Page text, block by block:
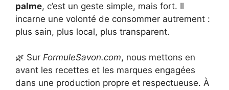
palme, c’est un geste simple, mais fort. Il
incarne une volonté de consommer autrement :
plus sain, plus local, plus transparent.
🌿 Sur FormuleSavon.com, nous mettons en
avant les recettes et les marques engagées
dans une production propre et respectueuse. À